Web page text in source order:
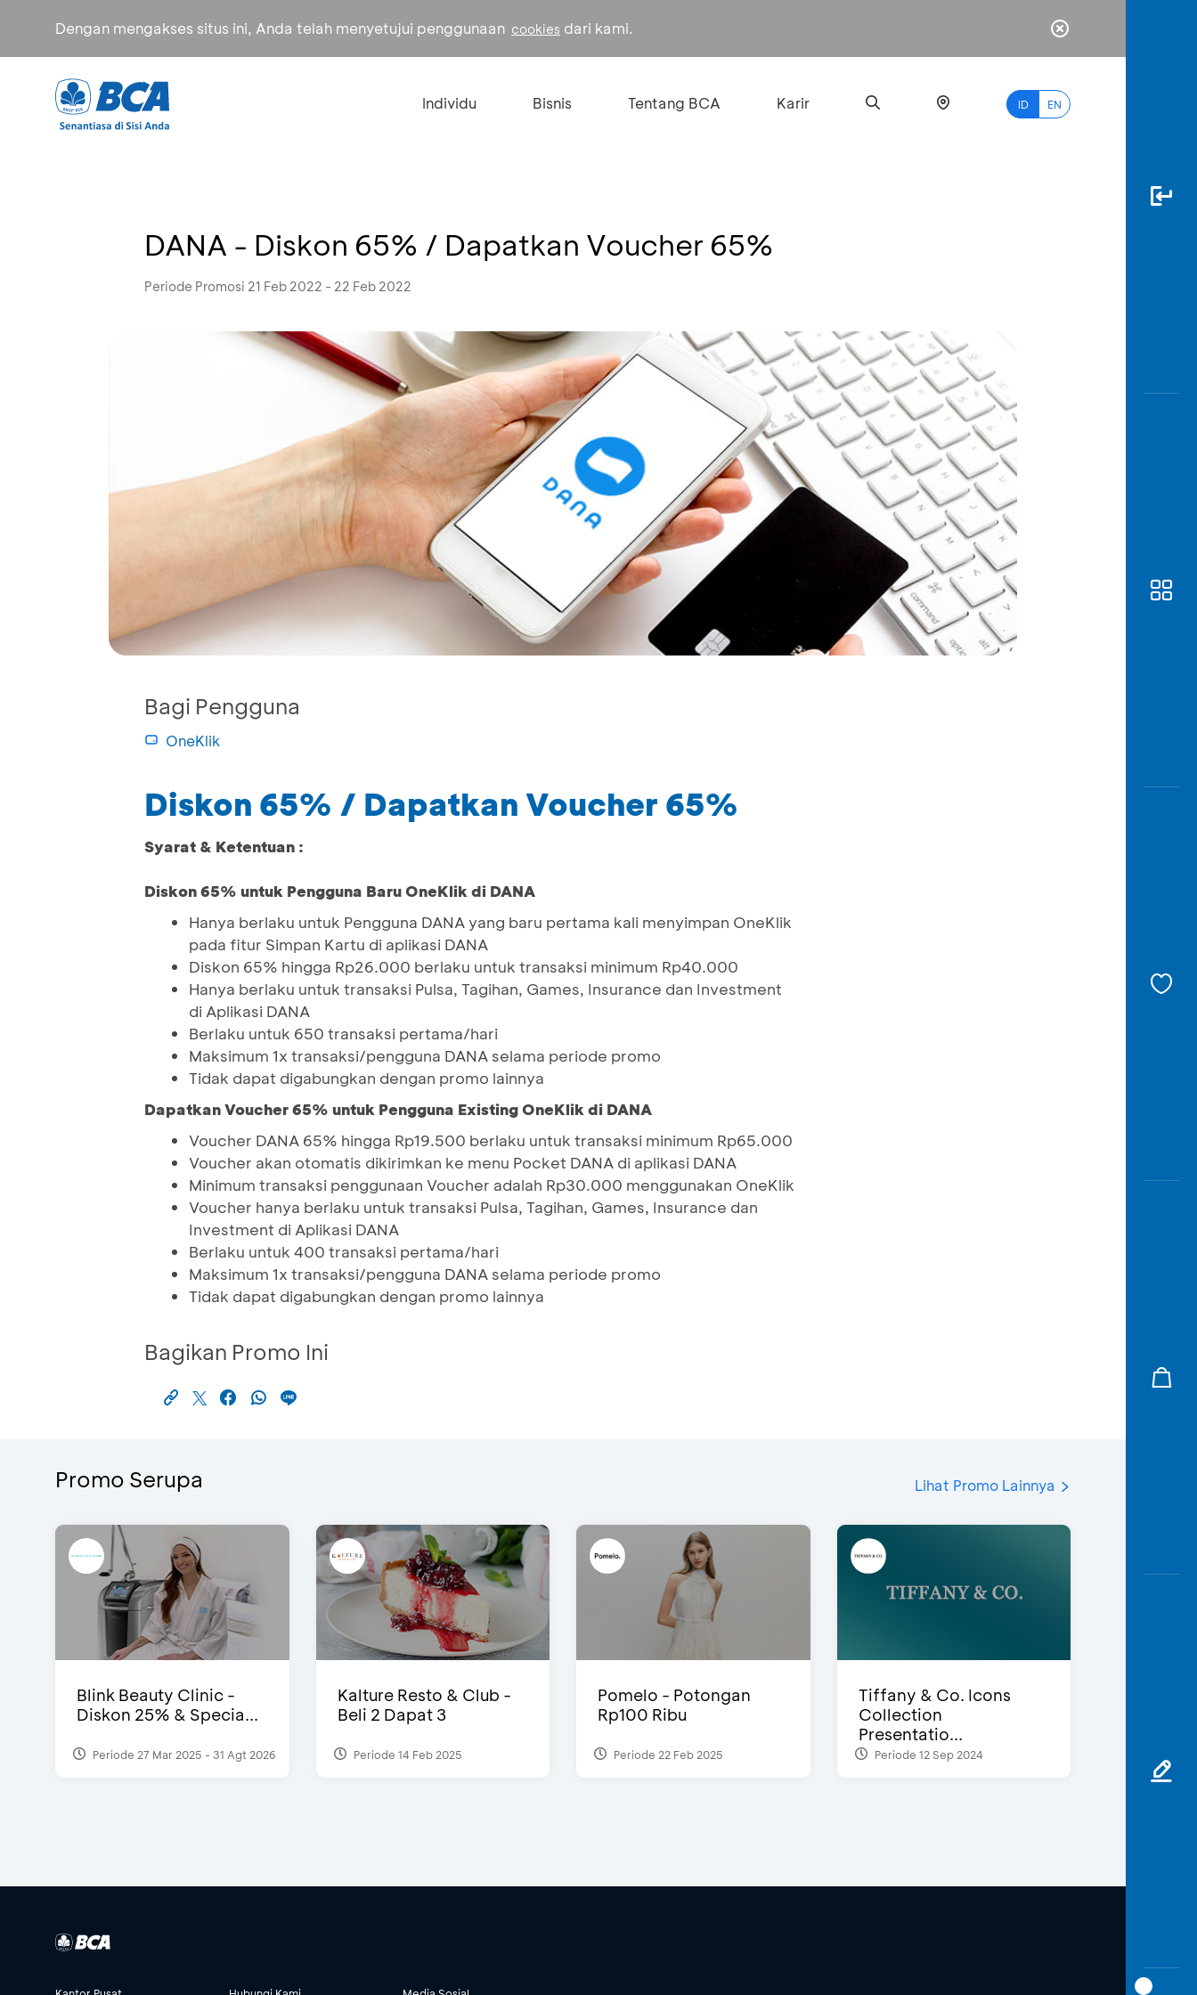
Dengan mengakses situs ini, Anda telah menyetujui penggunaan cookies dari kami.
Individu Bisnis Tentang BCA Karir ID EN
DANA - Diskon 65% / Dapatkan Voucher 65%
Periode Promosi 21 Feb 2022 - 22 Feb 2022
Bagi Pengguna
OneKlik
Diskon 65% / Dapatkan Voucher 65%
Syarat & Ketentuan :
Diskon 65% untuk Pengguna Baru OneKlik di DANA
Hanya berlaku untuk Pengguna DANA yang baru pertama kali menyimpan OneKlik
pada fitur Simpan Kartu di aplikasi DANA
Diskon 65% hingga Rp26.000 berlaku untuk transaksi minimum Rp40.000
Hanya berlaku untuk transaksi Pulsa, Tagihan, Games, Insurance dan Investment
di Aplikasi DANA
Berlaku untuk 650 transaksi pertama/hari
Maksimum 1x transaksi/pengguna DANA selama periode promo
Tidak dapat digabungkan dengan promo lainnya
Dapatkan Voucher 65% untuk Pengguna Existing OneKlik di DANA
Voucher DANA 65% hingga Rp19.500 berlaku untuk transaksi minimum Rp65.000
Voucher akan otomatis dikirimkan ke menu Pocket DANA di aplikasi DANA
Minimum transaksi penggunaan Voucher adalah Rp30.000 menggunakan OneKlik
Voucher hanya berlaku untuk transaksi Pulsa, Tagihan, Games, Insurance dan
Investment di Aplikasi DANA
Berlaku untuk 400 transaksi pertama/hari
Maksimum 1x transaksi/pengguna DANA selama periode promo
Tidak dapat digabungkan dengan promo lainnya
Bagikan Promo Ini
Promo Serupa Lihat Promo Lainnya
Blink Beauty Clinic -
Diskon 25% & Specia...
Periode 27 Mar 2025 - 31 Agt 2026
Kalture Resto & Club -
Beli 2 Dapat 3
Periode 14 Feb 2025
Pomelo - Potongan
Rp100 Ribu
Periode 22 Feb 2025
Tiffany & Co. Icons
Collection
Presentatio...
Periode 12 Sep 2024